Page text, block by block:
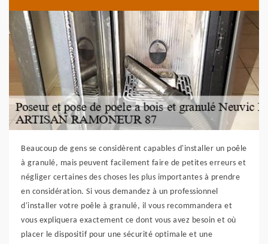
Beaucoup de gens se considèrent capables d'installer un poêle
à granulé, mais peuvent facilement faire de petites erreurs et
négliger certaines des choses les plus importantes à prendre
en considération. Si vous demandez à un professionnel
d'installer votre poêle à granulé, il vous recommandera et
vous expliquera exactement ce dont vous avez besoin et où
placer le dispositif pour une sécurité optimale et une